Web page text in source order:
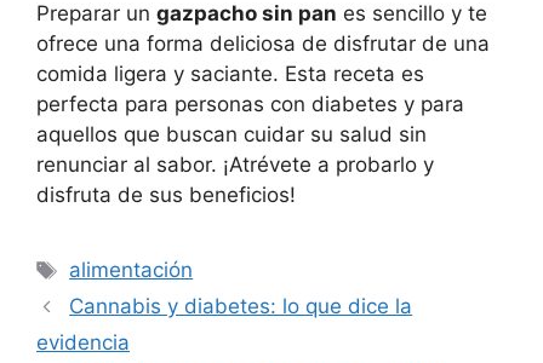
Preparar un gazpacho sin pan es sencillo y te
ofrece una forma deliciosa de disfrutar de una
comida ligera y saciante. Esta receta es
perfecta para personas con diabetes y para
aquellos que buscan cuidar su salud sin
renunciar al sabor. ¡Atrévete a probarlo y
disfruta de sus beneficios!
Etiquetas
alimentación
Cannabis y diabetes: lo que dice la
evidencia